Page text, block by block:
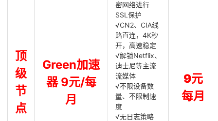
顶
级
节
点
Green加速
器 9元/每
月
密网络进行
SSL保护
√CN2、CIA线
路直连，4K秒
开，高速稳定
√解锁Netflix、
迪士尼等主流
流媒体
√不限设备数
量、不限制速
度
√无日志策略
9元
每月